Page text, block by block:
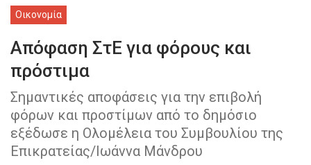
Οικονομία
Απόφαση ΣτΕ για φόρους και
πρόστιμα
Σημαντικές αποφάσεις για την επιβολή
φόρων και προστίμων από το δημόσιο
εξέδωσε η Ολομέλεια του Συμβουλίου της
Επικρατείας/Ιωάννα Μάνδρου